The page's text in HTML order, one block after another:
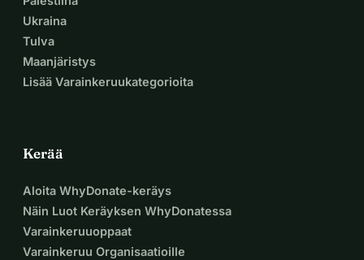
Ukraina
Tulva
Maanjäristys
Lisää Varainkeruukategorioita
Kerää
Aloita WhyDonate-keräys
Näin Luot Keräyksen WhyDonatessa
Varainkeruuoppaat
Varainkeruu Organisaatioille